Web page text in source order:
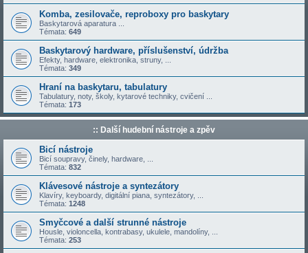
Komba, zesilovače, reproboxy pro baskytary
Baskytarová aparatura ...
Témata: 649
Baskytarový hardware, příslušenství, údržba
Efekty, hardware, elektronika, struny, ...
Témata: 349
Hraní na baskytaru, tabulatury
Tabulatury, noty, školy, kytarové techniky, cvičení ...
Témata: 173
:: Další hudební nástroje a zpěv
Bicí nástroje
Bicí soupravy, činely, hardware, ...
Témata: 832
Klávesové nástroje a syntezátory
Klavíry, keyboardy, digitální piana, syntezátory, ...
Témata: 1248
Smyčcové a další strunné nástroje
Housle, violoncella, kontrabasy, ukulele, mandolíny, ...
Témata: 253